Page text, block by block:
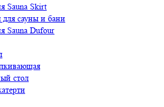
Sauna Skirt
сауны и бани
Sauna Dufour
стол